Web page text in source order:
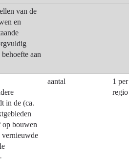
van de
en
aan
in de (ca.
op bouwen
vernieuwde
aantal
1
regio